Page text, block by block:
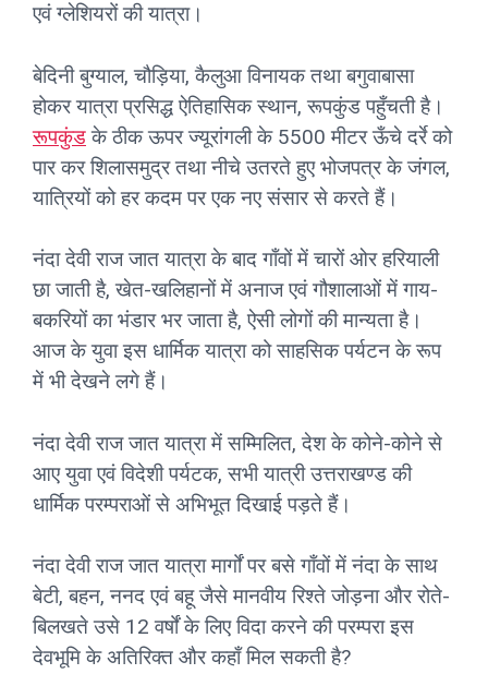
एवं ग्लेशियरों की यात्रा।
बेदिनी बुग्याल, चौड़िया, कैलुआ विनायक तथा बगुवाबासा
होकर यात्रा प्रसिद्ध ऐतिहासिक स्थान, रूपकुंड पहुँचती है।
रूपकुंडके ठीक ऊपर ज्यूरांगली के 5500 मीटर ऊँचे दर्रे को
पार कर शिलासमुद्र तथा नीचे उतरते हुए भोजपत्र के जंगल,
यात्रियों को हर कदम पर एक नए संसार से करते हैं।
नंदा देवी राज जात यात्रा के बाद गाँवों में चारों ओर हरियाली
छा जाती है, खेत-खलिहानों में अनाज एवं गौशालाओं में गाय-
बकरियों का भंडार भर जाता है, ऐसी लोगों की मान्यता है।
आज के युवा इस धार्मिक यात्रा को साहसिक पर्यटन के रूप
में भी देखने लगे हैं।
नंदा देवी राज जात यात्रा में सम्मिलित, देश के कोने-कोने से
आए युवा एवं विदेशी पर्यटक, सभी यात्री उत्तराखण्ड की
धार्मिक परम्पराओं से अभिभूत दिखाई पड़ते हैं।
नंदा देवी राज जात यात्रा मार्गों पर बसे गाँवों में नंदा के साथ
बेटी, बहन, ननद एवं बहू जैसे मानवीय रिश्ते जोड़ना और रोते-
बिलखते उसे 12 वर्षों के लिए विदा करने की परम्परा इस
देवभूमि के अतिरिक्त और कहाँ मिल सकती है?